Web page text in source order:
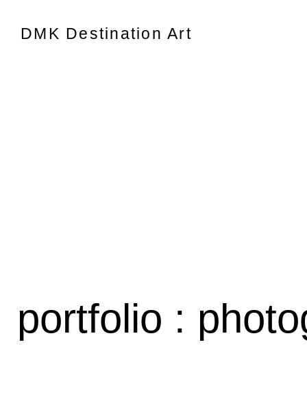
DMK Destination Art
portfolio :